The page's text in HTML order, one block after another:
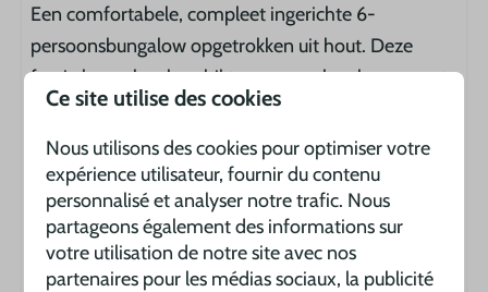
Een comfortabele, compleet ingerichte 6-
persoonsbungalow opgetrokken uit hout. Deze
fraaie bungalow beschikt over een slaapkamer met
een tweepersoonsbed, een slaapkamer met twee
eenpersoonsbedden en een woonkamer met
slaapbank. Daarnaast heeft deze vakantiebungalow
een ingerichte keuken, airconditioning, een
badkamer met toilet. Buiten geniet u op een
gezellige veranda voorzien van tuinmeubilair.
Ce site utilise des cookies
Nous utilisons des cookies pour optimiser votre
expérience utilisateur, fournir du contenu
personnalisé et analyser notre trafic. Nous
partageons également des informations sur
votre utilisation de notre site avec nos
partenaires pour les médias sociaux, la publicité